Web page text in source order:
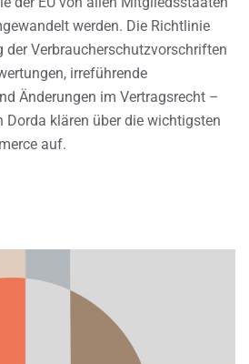
werden. Die Richtlinie
der Verbraucherschutzvorschriften
irreführende
Änderungen im Vertragsrecht –
Dorda klären über die wichtigsten
auf.